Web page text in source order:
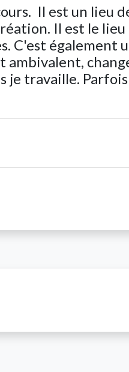
Il est un lieu
Il est le lieu
C'est également
ambivalent,
je travaille.